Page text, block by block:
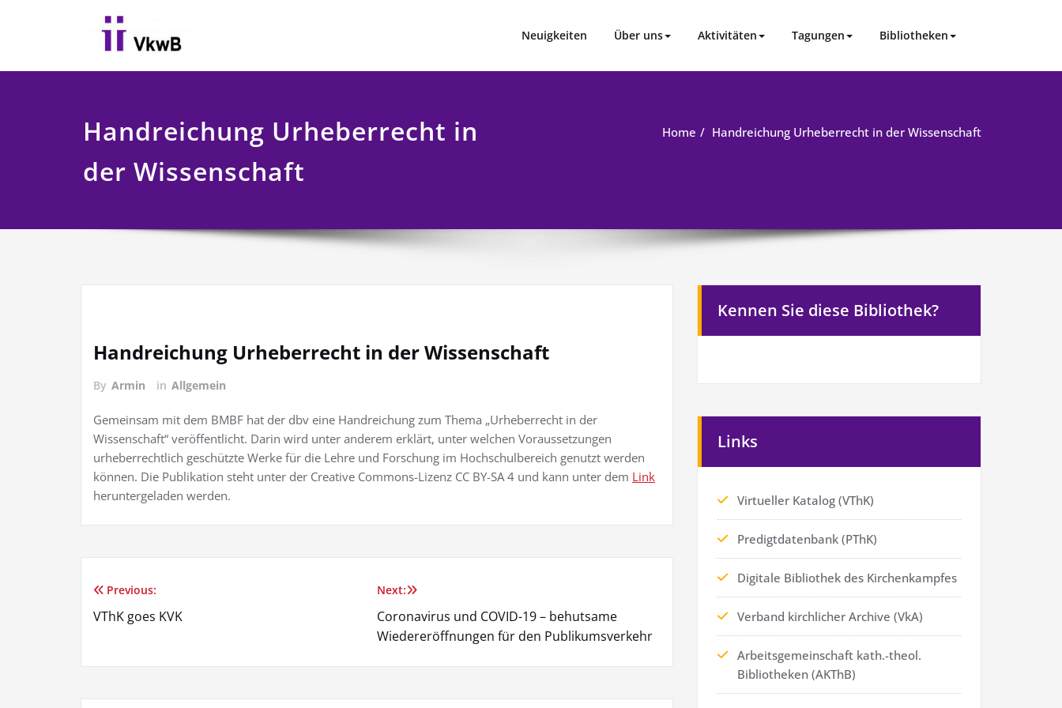
Neuigkeiten Über uns Aktivitäten Tagungen Bibliotheken
Handreichung Urheberrecht in
der Wissenschaft
Home Handreichung Urheberrecht in der Wissenschaft
Handreichung Urheberrecht in der Wissenschaft
By Armin in Allgemein
Gemeinsam mit dem BMBF hat der dbv eine Handreichung zum Thema „Urheberrecht in der
Wissenschaft“ veröffentlicht. Darin wird unter anderem erklärt, unter welchen Voraussetzungen
urheberrechtlich geschützte Werke für die Lehre und Forschung im Hochschulbereich genutzt werden
können. Die Publikation steht unter der Creative Commons-Lizenz CC BY-SA 4 und kann unter dem Link
heruntergeladen werden.
Post
Previous:
VThK goes KVK
Next:
Coronavirus und COVID-19 – behutsame
Wiedereröffnungen für den Publikumsverkehr
Kennen Sie diese Bibliothek?
Links
Virtueller Katalog (VThK)
Predigtdatenbank (PThK)
Digitale Bibliothek des Kirchenkampfes
Verband kirchlicher Archive (VkA)
Arbeitsgemeinschaft kath.-theol.
Bibliotheken (AKThB)